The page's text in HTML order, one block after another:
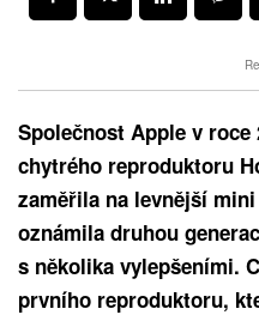
Společnost Apple v
chytrého reproduktoru
zaměřila na levnější
oznámila druhou
s několika vylepšeními.
prvního reproduktoru,